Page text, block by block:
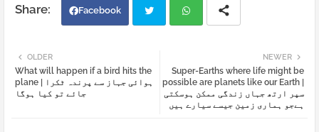
Facebook
tter atsa
pp
NEWER
Super-Earths where life might be
possible are planets like our Earth |
سپر ارتھ جہاں زندگی ممکن ہوسکتی
ہےجو ہماری زمین جیسے سیارے ہیں
OLDER
What will happen if a bird hits the
plane | ہوائی جہاز سے پرندہ ٹکرا
جائے تو کیا ہوگا